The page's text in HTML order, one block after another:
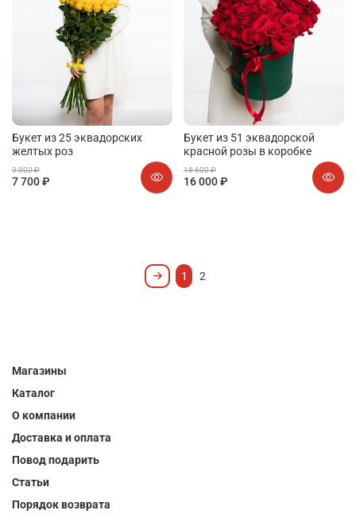
Букет из 25 эквадорских
желтых роз
9 000 ₽
7 700 ₽
Букет из 51 эквадорской
красной розы в коробке
18 600 ₽
16 000 ₽
1 2
Магазины
Каталог
О компании
Доставка и оплата
Повод подарить
Статьи
Порядок возврата